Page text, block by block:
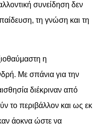
συνείδηση δεν
τη γνώση και τη
η
Με σπάνια για την
διέκριναν από
το περιβάλλον και ως εκ
άοκνα ώστε να